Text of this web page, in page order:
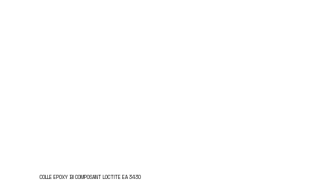
COLLE EPOXY BI COMPOSANT LOCTITE EA 3430